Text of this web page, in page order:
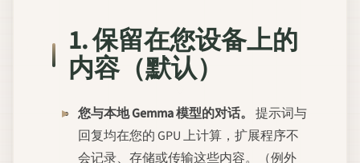
1. 保留在您设备上的
内容（默认）
您与本地 Gemma 模型的对话。 提示词与
回复均在您的 GPU 上计算，扩展程序不
会记录、存储或传输这些内容。（例外